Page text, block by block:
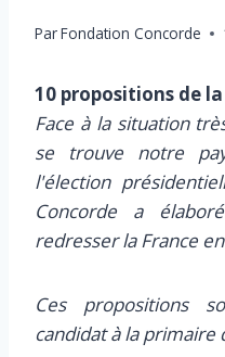
ParFondation Concorde
10 propositions de
Face à la situation
se trouve notre
l'élection
Concorde a
redresser la France
Ces propositions
candidat à la